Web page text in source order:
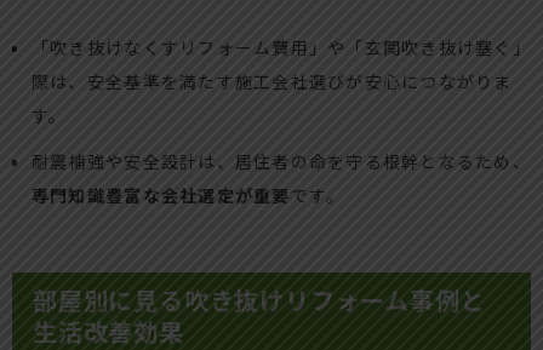
「吹き抜けなくすリフォーム費用」や「玄関吹き抜け塞ぐ」
際は、安全基準を満たす施工会社選びが安心につながりま
す。
耐震補強や安全設計は、居住者の命を守る根幹となるため、
専門知識豊富な会社選定が重要です。
部屋別に見る吹き抜けリフォーム事例と
生活改善効果